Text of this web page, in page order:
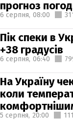
прогноз
6 серпня, 08:00
Пік спеки в
+38 градусів
6 серпня, 06:40
На Україну
коли
5 серпня, 20:00